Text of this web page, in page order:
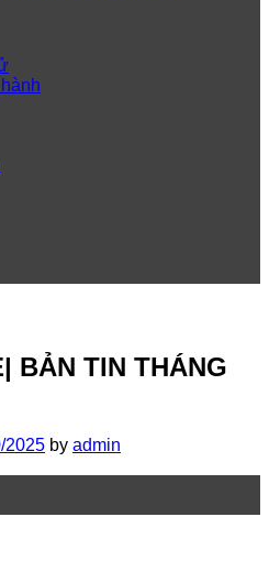
BẢN TIN THÁNG
2025 by admin